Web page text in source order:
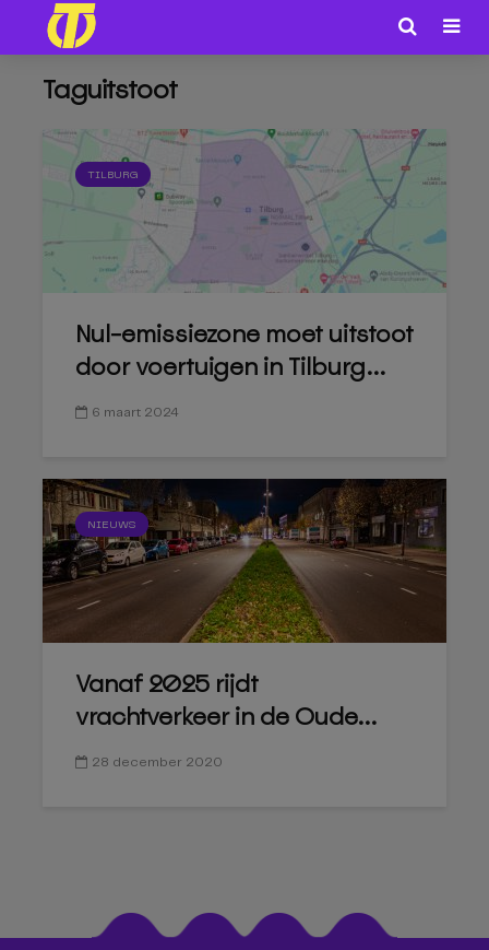
Taguitstoot
TILBURG
Nul-emissiezone moet uitstoot
door voertuigen in Tilburg...
6 maart 2024
NIEUWS
Vanaf 2025 rijdt
vrachtverkeer in de Oude...
28 december 2020